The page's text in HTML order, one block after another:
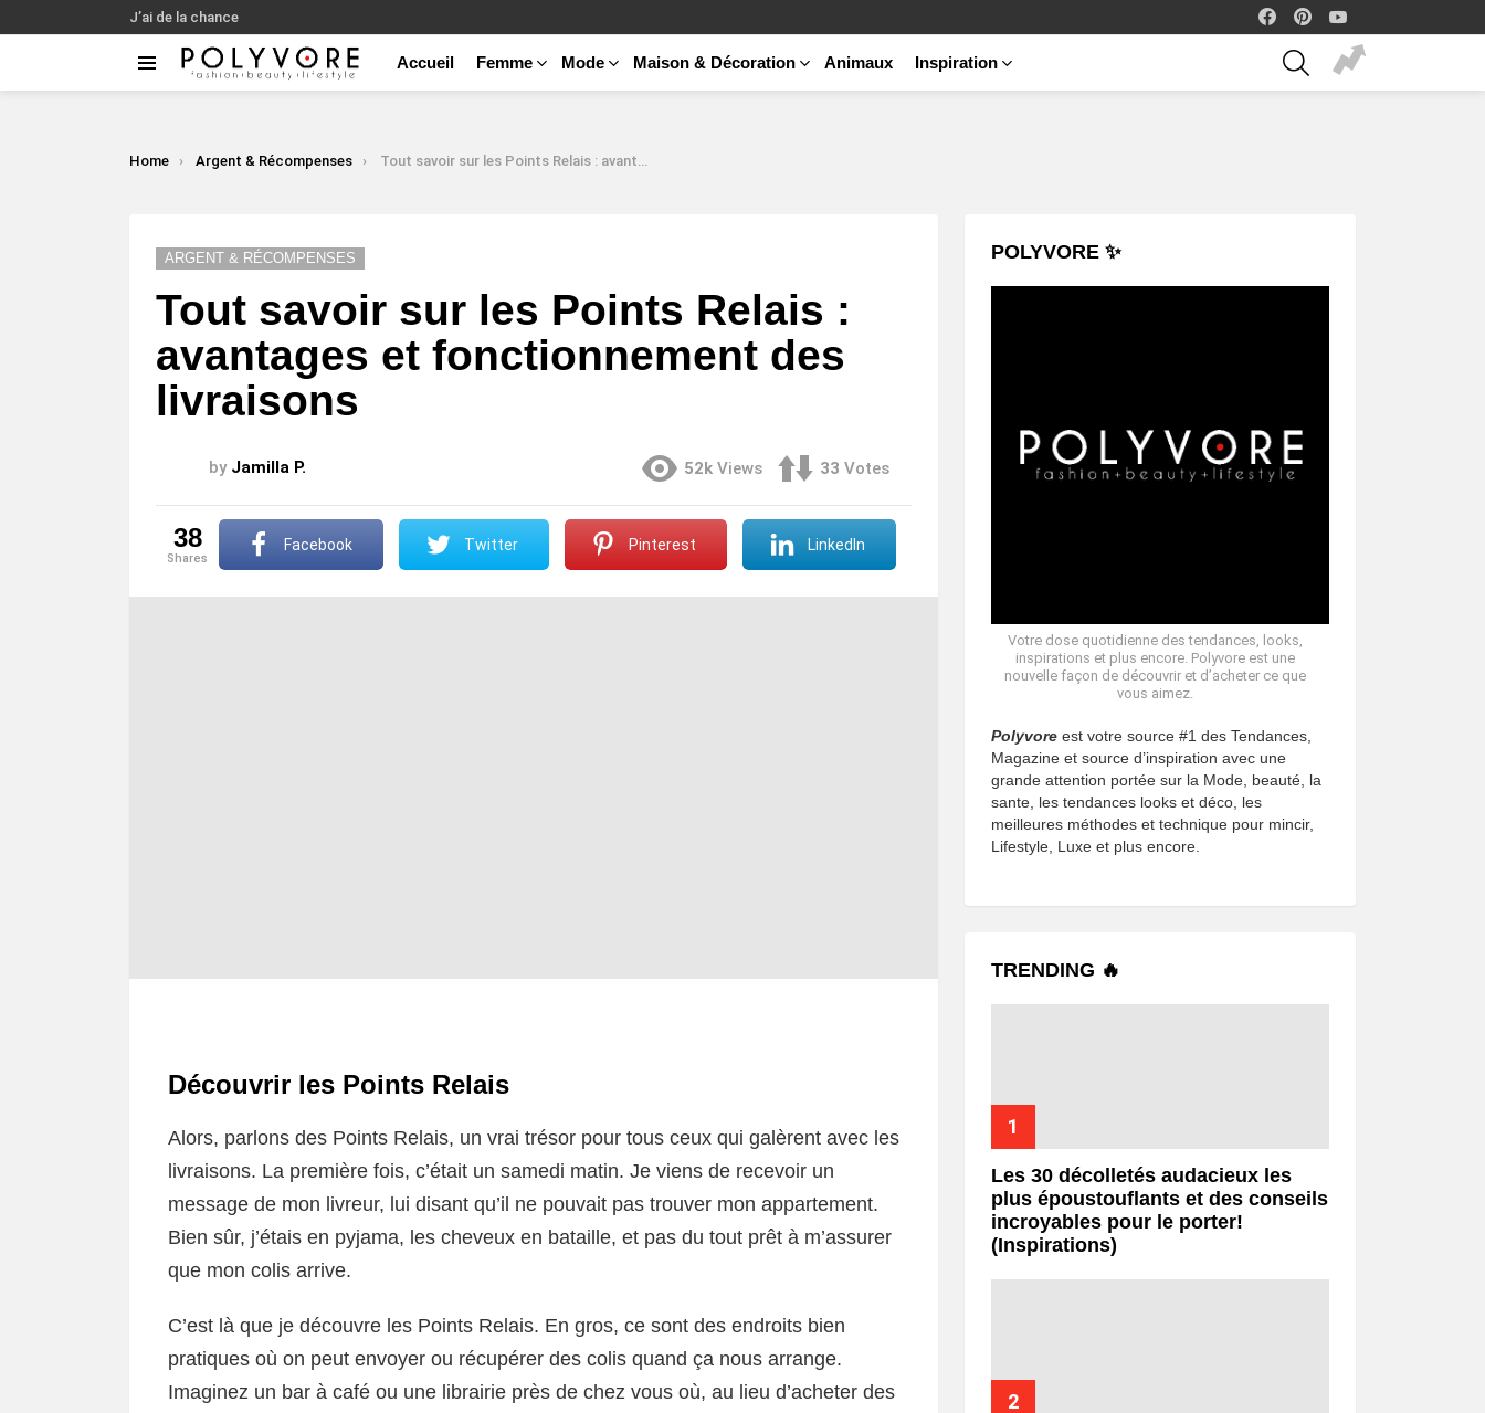
J’ai de la chance
facebook
Accueil Femme Mode Maison & Décoration Animaux Inspiration
SEARCH
You are here:
Home Argent & Récompenses Tout savoir sur les Points Relais : avantages et fonctionnement des livraisons
ARGENT & RÉCOMPENSES
Tout savoir sur les Points Relais :
avantages et fonctionnement des
livraisons
by Jamilla P. 52k Views 33 Votes
38
shares
Facebook Twitter Pinterest LinkedIn
Découvrir les Points Relais
Alors, parlons des Points Relais, un vrai trésor pour tous ceux qui galèrent avec les
livraisons. La première fois, c’était un samedi matin. Je viens de recevoir un
message de mon livreur, lui disant qu’il ne pouvait pas trouver mon appartement.
Bien sûr, j’étais en pyjama, les cheveux en bataille, et pas du tout prêt à m’assurer
que mon colis arrive.
C’est là que je découvre les Points Relais. En gros, ce sont des endroits bien
pratiques où on peut envoyer ou récupérer des colis quand ça nous arrange.
Imaginez un bar à café ou une librairie près de chez vous où, au lieu d’acheter des
POLYVORE ✨
Votre dose quotidienne des tendances, looks,
inspirations et plus encore. Polyvore est une
nouvelle façon de découvrir et d’acheter ce que
vous aimez.
Polyvore est votre source #1 des Tendances,
Magazine et source d’inspiration avec une
grande attention portée sur la Mode, beauté, la
sante, les tendances looks et déco, les
meilleures méthodes et technique pour mincir,
Lifestyle, Luxe et plus encore.
TRENDING 🔥
Les 30 décolletés audacieux les
plus époustouflants et des conseils
incroyables pour le porter!
(Inspirations)